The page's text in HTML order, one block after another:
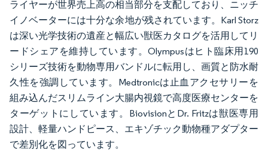
ライヤーが世界売上高の相当部分を支配しており、ニッチ
イノベーターには十分な余地が残されています。Karl Storz
は深い光学技術の遺産と幅広い獣医カタログを活用してリ
ードシェアを維持しています。Olympusはヒト臨床用190
シリーズ技術を動物専用バンドルに転用し、画質と防水耐
久性を強調しています。Medtronicは止血アクセサリーを
組み込んだスリムライン大腸内視鏡で高度医療センターを
ターゲットにしています。BiovisionとDr. Fritzは獣医専用
設計、軽量ハンドピース、エキゾチック動物種アダプター
で差別化を図っています。